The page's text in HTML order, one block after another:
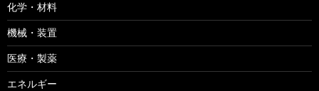
化学・材料
機械・装置
医療・製薬
エネルギー